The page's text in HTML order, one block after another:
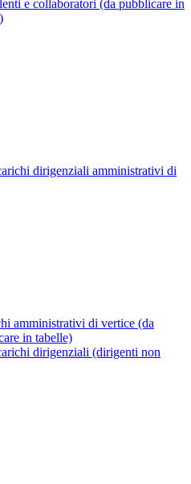
e collaboratori (da pubblicare in
dirigenziali amministrativi di
amministrativi di vertice (da
in tabelle)
dirigenziali (dirigenti non